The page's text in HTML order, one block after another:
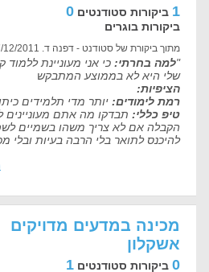
1 ביקורות סטודנטים 0
ביקורות בוגרים
מתוך ביקורת של סטודנט - דפנה ד. 27/12/2011
"למה בחרתי: כי אני מעוניינת ללמוד
שלי היא לא בממוצע המתבקש
הציפיות:
רמת לימודים: יותר מדי תלמידים
טיפ כללי: תבדקו מה אתם מעוניינים
הקבלה אם לא צריך משהו בשמיים
להיכנס לתואר בלי הרבה בעיות ובלי
מכינה במדעים
אשקלון
0 ביקורות סטודנטים 1